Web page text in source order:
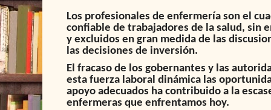
Los profesionales de enfermería son el
confiable de trabajadores de la salud, sin
y excluidos en gran medida de las
las decisiones de inversión.
El fracaso de los gobernantes y las
esta fuerza laboral dinámica las
apoyo adecuados ha contribuido a la
enfermeras que enfrentamos hoy.